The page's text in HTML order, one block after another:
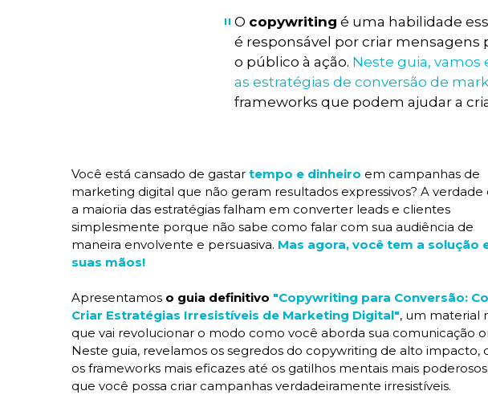
Você está cansado de gastar tempo e dinheiro em campanhas de
marketing digital que não geram resultados expressivos? A verdade
a maioria das estratégias falham em converter leads e clientes
simplesmente porque não sabe como falar com sua audiência de
maneira envolvente e persuasiva. Mas agora, você tem a solução
suas mãos!
Apresentamos o guia definitivo "Copywriting para Conversão:
Criar Estratégias Irresistíveis de Marketing Digital", um material
que vai revolucionar o modo como você aborda sua comunicação
Neste guia, revelamos os segredos do copywriting de alto impacto,
os frameworks mais eficazes até os gatilhos mentais mais
que você possa criar campanhas verdadeiramente irresistíveis.
O copywriting é uma habilidade
é responsável por criar
o público à ação. Neste guia, vamos
as estratégias de conversão de
frameworks que podem ajudar a
"